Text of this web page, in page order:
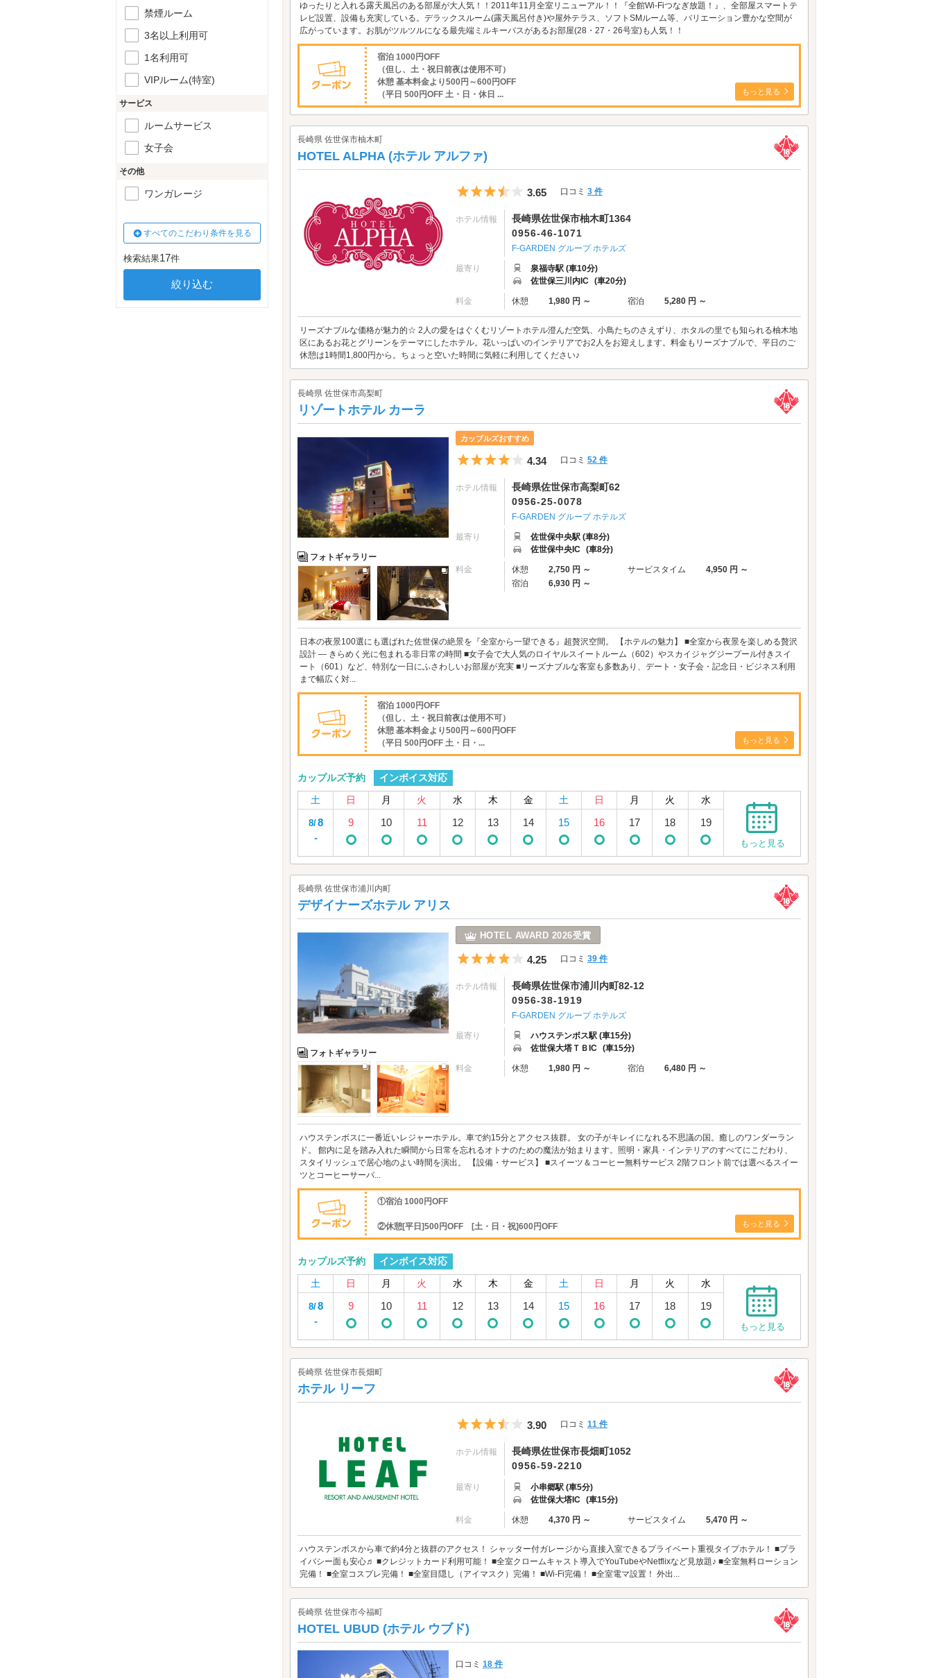
ゆったりと入れる露天風呂のある部屋が大人気！！2011年11月全室リニューアル！！『全館Wi-Fiつなぎ放題！』、全部屋スマートテ
レビ設置、設備も充実している。デラックスルーム(露天風呂付き)や屋外テラス、ソフトSMルーム等、バリエーション豊かな空間が
広がっています。お肌がツルツルになる最先端ミルキーバスがあるお部屋(28・27・26号室)も人気！！
宿泊 1000円OFF
（但し、土・祝日前夜は使用不可）
休憩 基本料金より500円～600円OFF
（平日 500円OFF 土・日・休日 ...
もっと見る
長崎県 佐世保市柚木町
HOTEL ALPHA (ホテル アルファ)
5つ星のうち3.5
3.65 口コミ 3 件
ホテル情報
長崎県佐世保市柚木町1364
0956-46-1071
F-GARDEN グループ ホテルズ
最寄り
泉福寺駅 (車10分)
佐世保三川内IC (車20分)
料金 休憩 1,980 円 ～ 宿泊 5,280 円 ～
リーズナブルな価格が魅力的☆ 2人の愛をはぐくむリゾートホテル澄んだ空気、小鳥たちのさえずり、ホタルの里でも知られる柚木地
区にあるお花とグリーンをテーマにしたホテル。花いっぱいのインテリアでお2人をお迎えします。料金もリーズナブルで、平日のご
休憩は1時間1,800円から。ちょっと空いた時間に気軽に利用してください♪
長崎県 佐世保市高梨町
リゾートホテル カーラ
フォトギャラリー
カップルズおすすめ
5つ星のうち4
4.34 口コミ 52 件
ホテル情報
長崎県佐世保市高梨町62
0956-25-0078
F-GARDEN グループ ホテルズ
最寄り
佐世保中央駅 (車8分)
佐世保中央IC (車8分)
料金 休憩 2,750 円 ～ サービスタイム
4,950 円 ～
宿泊
6,930 円 ～
日本の夜景100選にも選ばれた佐世保の絶景を『全室から一望できる』超贅沢空間。 【ホテルの魅力】 ■全室から夜景を楽しめる贅沢
設計 ― きらめく光に包まれる非日常の時間 ■女子会で大人気のロイヤルスイートルーム（602）やスカイジャグジープール付きスイ
ート（601）など、特別な一日にふさわしいお部屋が充実 ■リーズナブルな客室も多数あり、デート・女子会・記念日・ビジネス利用
まで幅広く対...
宿泊 1000円OFF
（但し、土・祝日前夜は使用不可）
休憩 基本料金より500円～600円OFF
（平日 500円OFF 土・日・...
もっと見る
カップルズ予約
インボイス対応
土
日 月 火 水 木 金 土 日 月 火 水
8/8
-
9 10 11 12 13 14 15 16 17 18 19
もっと見る
長崎県 佐世保市浦川内町
デザイナーズホテル アリス
フォトギャラリー
HOTEL AWARD 2026受賞
5つ星のうち4
4.25 口コミ 39 件
ホテル情報
長崎県佐世保市浦川内町82-12
0956-38-1919
F-GARDEN グループ ホテルズ
最寄り
ハウステンボス駅 (車15分)
佐世保大塔ＴＢIC (車15分)
料金 休憩 1,980 円 ～ 宿泊 6,480 円 ～
ハウステンボスに一番近いレジャーホテル。車で約15分とアクセス抜群。 女の子がキレイになれる不思議の国。癒しのワンダーラン
ド。 館内に足を踏み入れた瞬間から日常を忘れるオトナのための魔法が始まります。照明・家具・インテリアのすべてにこだわり、
スタイリッシュで居心地のよい時間を演出。 【設備・サービス】 ■スイーツ＆コーヒー無料サービス 2階フロント前では選べるスイー
ツとコーヒーサーバ...
①宿泊 1000円OFF
②休憩[平日]500円OFF [土・日・祝]600円OFF もっと見る
カップルズ予約
インボイス対応
土
日 月 火 水 木 金 土 日 月 火 水
8/8
-
9 10 11 12 13 14 15 16 17 18 19
もっと見る
長崎県 佐世保市長畑町
ホテル リーフ
5つ星のうち3.5
3.90 口コミ 11 件
ホテル情報
長崎県佐世保市長畑町1052
0956-59-2210
最寄り
小串郷駅 (車5分)
佐世保大塔IC (車15分)
料金 休憩 4,370 円 ～ サービスタイム 5,470 円 ～
ハウステンボスから車で約4分と抜群のアクセス！ シャッター付ガレージから直接入室できるプライベート重視タイプホテル！ ■プラ
イバシー面も安心♬ ■クレジットカード利用可能！ ■全室クロームキャスト導入でYouTubeやNetflixなど見放題♪ ■全室無料ローション
完備！ ■全室コスプレ完備！ ■全室目隠し（アイマスク）完備！ ■Wi-Fi完備！ ■全室電マ設置！ 外出...
長崎県 佐世保市今福町
HOTEL UBUD (ホテル ウブド)
口コミ 18 件
禁煙ルーム
3名以上利用可
1名利用可
VIPルーム(特室)
サービス
ルームサービス
女子会
その他
ワンガレージ
すべてのこだわり条件を見る
検索結果17件